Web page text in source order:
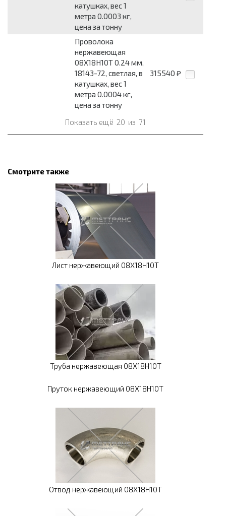
катушках, вес 1
метра 0.0003 кг,
цена за тонну
Проволока
нержавеющая
08Х18Н10Т 0.24 мм,
18143-72, светлая, в
катушках, вес 1
метра 0.0004 кг,
цена за тонну
315540 ₽
Показать ещё 20 из 71
Смотрите также
Лист нержавеющий 08Х18Н10Т
Труба нержавеющая 08Х18Н10Т
Пруток нержавеющий 08Х18Н10Т
Отвод нержавеющий 08Х18Н10Т